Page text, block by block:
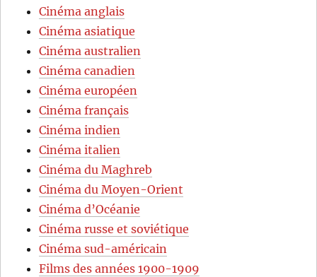
Cinéma anglais
Cinéma asiatique
Cinéma australien
Cinéma canadien
Cinéma européen
Cinéma français
Cinéma indien
Cinéma italien
Cinéma du Maghreb
Cinéma du Moyen-Orient
Cinéma d’Océanie
Cinéma russe et soviétique
Cinéma sud-américain
Films des années 1900-1909